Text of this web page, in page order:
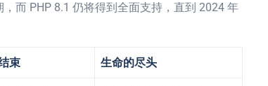
而 PHP 8.1 仍将得到全面支持，直到 2024 年
束 生命的尽头